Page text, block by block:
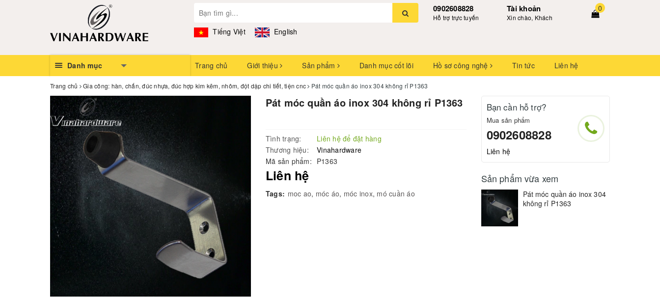
Tiếng Việt English
0902608828
Hỗ trợ trực tuyến
Tài khoản
Xin chào, Khách
0
Danh mục Trang chủ Giới thiệu Sản phẩm Danh mục cốt lõi Hồ sơ công nghệ Tin tức Liên hệ
Trang chủ Gia công: hàn, chấn, đúc nhựa, đúc hợp kim kẽm, nhôm, đột dập chi tiết, tiện cnc Pát móc quần áo inox 304 không rỉ P1363
Pát móc quần áo inox 304 không rỉ P1363
Tình trạng:
Liên hệ để đặt hàng
Thương hiệu:
Vinahardware
Mã sản phẩm: P1363
Liên hệ
Tags: moc ao, móc áo, móc inox, mó cuần áo
Bạn cần hỗ trợ?
Mua sản phẩm
0902608828
Liên hệ
Sản phẩm vừa xem
Pát móc quần áo inox 304
không rỉ P1363